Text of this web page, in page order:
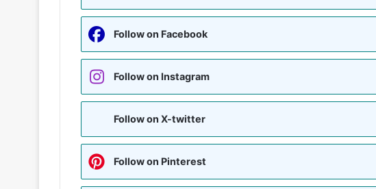
Follow on Facebook
Follow on Instagram
Follow on X-twitter
Follow on Pinterest